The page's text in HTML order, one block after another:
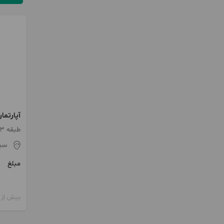
طبقه 3 / ساخت 1404 / آسانسور
مبلغ
بیش از 12 ماه پیش